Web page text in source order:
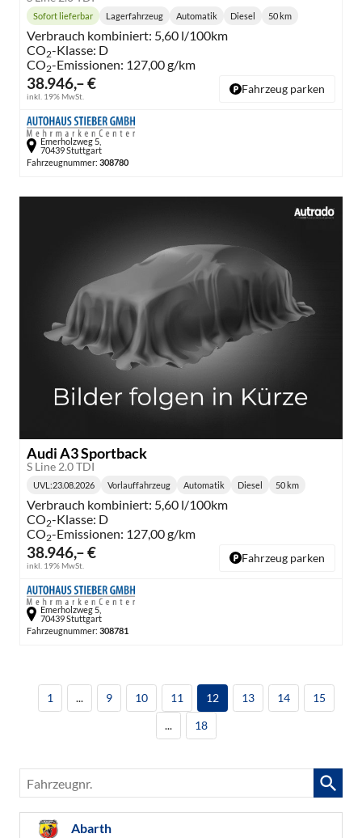
38.946,– €
inkl. 19% MwSt.
Lieferzeit:
Sofort lieferbar Lagerfahrzeug
Getriebe:
Automatik
Kraftstoff:
Diesel
Kilometerstand:
50 km
Verbrauch kombiniert: 5,60 l/100km
CO2-Klasse: D
CO2-Emissionen: 127,00 g/km
Fahrzeug parken
Emerholzweg 5,
70439 Stuttgart
Fahrzeugnummer: 308780
Audi A3 Sportback
S Line 2.0 TDI
38.946,– €
inkl. 19% MwSt.
Lieferzeit:
UVL :23.08.2026 Vorlauffahrzeug
Getriebe:
Automatik
Kraftstoff:
Diesel
Kilometerstand:
50 km
Verbrauch kombiniert: 5,60 l/100km
CO2-Klasse: D
CO2-Emissionen: 127,00 g/km
Fahrzeug parken
Emerholzweg 5,
70439 Stuttgart
Fahrzeugnummer: 308781
1 ... 9 10 11 12 13 14
15
...
18
Fahrzeugnr.
Abarth